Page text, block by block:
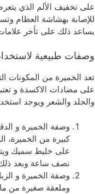
على تخفيف الألم الذي
للإصابة بهشاشة العظام
يساعد ذلك على تأخر
وصفات طبيعية
تعد الخميرة من المكونات
على مضادات الاكسدة و
والجلد والشعر ويوجد
وصفة الخميرة و
كبيرة من الخميرة،
نصف ساعة وبعد ذلك
وصفة الخميرة و
وملعقة صغيرة من